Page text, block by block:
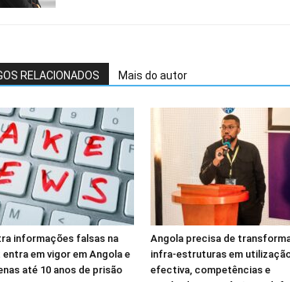
RELACIONADOS Mais do autor
informações falsas na
em vigor em Angola e
até 10 anos de prisão
Angola precisa de
infra-estruturas em
efectiva, competências e